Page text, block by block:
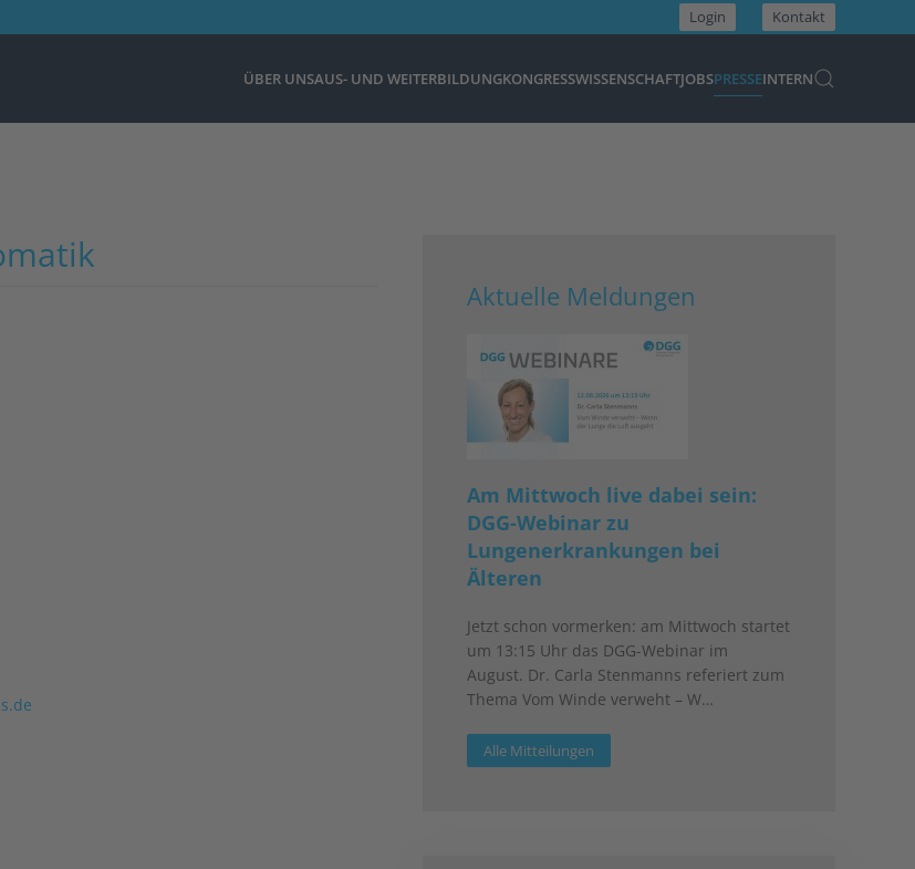
Login Kontakt
ÜBER UNSAUS- UND WEITERBILDUNGKONGRESSWISSENSCHAFTJOBSPRESSEINTERN
Aktuelle Meldungen
Am Mittwoch live dabei sein:
DGG-Webinar zu
Lungenerkrankungen bei
Älteren
Jetzt schon vormerken: am Mittwoch startet
um 13:15 Uhr das DGG-Webinar im
August. Dr. Carla Stenmanns referiert zum
Thema Vom Winde verweht – W…
Alle Mitteilungen